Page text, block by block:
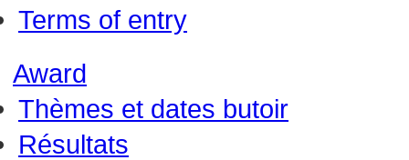
Terms of entry
Award
Thèmes et dates butoir
Résultats